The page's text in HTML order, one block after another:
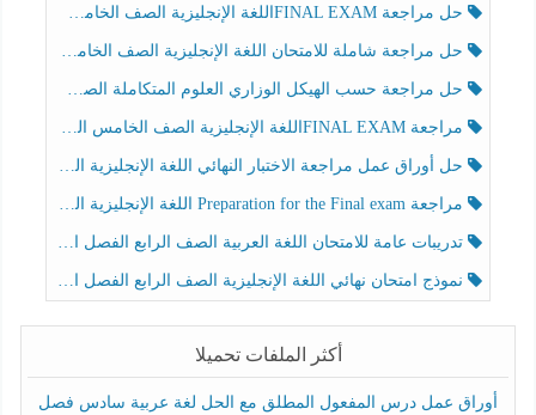
حل مراجعة FINAL EXAMاللغة الإنجليزية الصف الخامس الفصل الثالث
حل مراجعة شاملة للامتحان اللغة الإنجليزية الصف الخامس الفصل الثالث
حل مراجعة حسب الهيكل الوزاري العلوم المتكاملة الصف الخامس عام الفصل الثالث
مراجعة FINAL EXAMاللغة الإنجليزية الصف الخامس الفصل الثالث
حل أوراق عمل مراجعة الاختبار النهائي اللغة الإنجليزية الصف الرابع الفصل الثالث
مراجعة Preparation for the Final exam اللغة الإنجليزية الصف الرابع الفصل الثالث
تدريبات عامة للامتحان اللغة العربية الصف الرابع الفصل الثالث
نموذج امتحان نهائي اللغة الإنجليزية الصف الرابع الفصل الثالث
أكثر الملفات تحميلا
أوراق عمل درس المفعول المطلق مع الحل لغة عربية سادس فصل